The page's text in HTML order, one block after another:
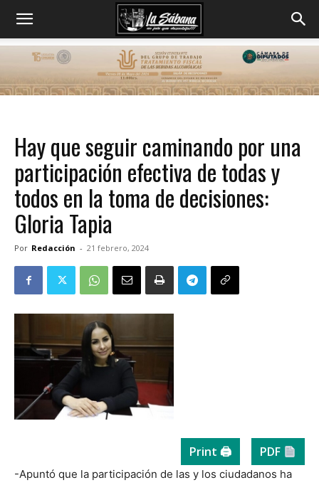
Hay que seguir caminando por una
participación efectiva de todas y
todos en la toma de decisiones:
Gloria Tapia
Por Redacción - 21 febrero, 2024
Print 🖨 PDF
-Apuntó que la participación de las y los ciudadanos ha